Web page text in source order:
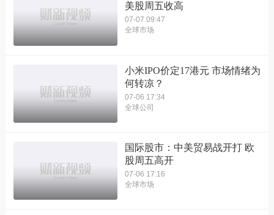
美股周五收高
07-07 09:47
全球市场
小米IPO价定17港元 市场情绪为
何转凉？
07-06 17:34
全球公司
国际股市：中美贸易战开打 欧
股周五高开
07-06 17:16
全球市场